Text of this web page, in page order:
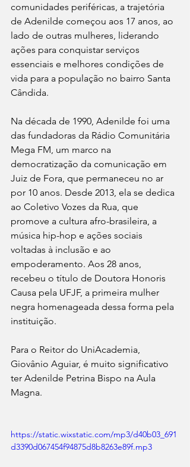
comunidades periféricas, a trajetória
de Adenilde começou aos 17 anos, ao
lado de outras mulheres, liderando
ações para conquistar serviços
essenciais e melhores condições de
vida para a população no bairro Santa
Cândida.
Na década de 1990, Adenilde foi uma
das fundadoras da Rádio Comunitária
Mega FM, um marco na
democratização da comunicação em
Juiz de Fora, que permaneceu no ar
por 10 anos. Desde 2013, ela se dedica
ao Coletivo Vozes da Rua, que
promove a cultura afro-brasileira, a
música hip-hop e ações sociais
voltadas à inclusão e ao
empoderamento. Aos 28 anos,
recebeu o título de Doutora Honoris
Causa pela UFJF, a primeira mulher
negra homenageada dessa forma pela
instituição.
Para o Reitor do UniAcademia,
Giovânio Aguiar, é muito significativo
ter Adenilde Petrina Bispo na Aula
Magna.
https://static.wixstatic.com/mp3/d40b03_691
d3390d067454f94875d8b8263e89f.mp3